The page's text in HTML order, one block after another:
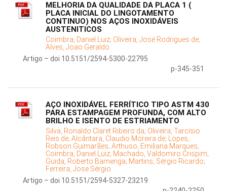
MELHORIA DA QUALIDADE DA PLACA 1 (
PLACA INICIAL DO LINGOTAMENTO
CONTINUO) NOS AÇOS INOXIDÁVEIS
AUSTENITICOS
Coimbra, Daniel Luiz; Oliveira, José Rodrigues de;
Alves, Joao Geraldo
Artigo – doi 10.5151/2594-5300-22795
p-345-351
AÇO INOXIDÁVEL FERRÍTICO TIPO ASTM 430
PARA ESTAMPAGEM PROFUNDA, COM ALTO
BRILHO E ISENTO DE ESTRIAMENTO
Silva, Ronaldo Claret Ribeiro da; Oliveira, Tarcísio
Reis de; Alcântara, Claudio Moreira de; Lopes,
Robson Guimarães; Arthuso, Emiliana Marques;
Coimbra, Daniel Luiz; Machado, Valdomiro Crispim;
Guida, Roberto Bamenga; Martins, Sérgio Ricardo;
Ferreira, Jose Sérgio
Artigo – doi 10.5151/2594-5327-23219